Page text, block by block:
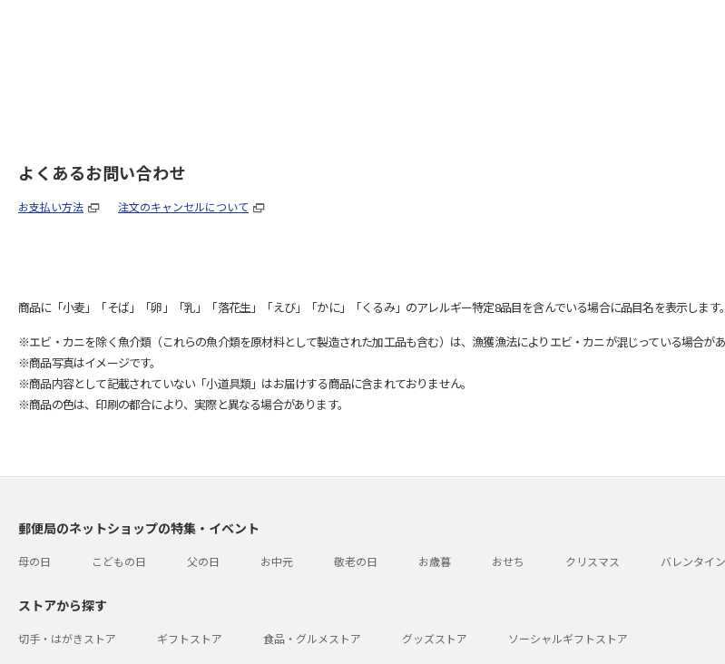
よくあるお問い合わせ
お支払い方法 注文のキャンセルについて
商品に「小麦」「そば」「卵」「乳」「落花生」「えび」「かに」「くるみ」のアレルギー特定8品目を含んでいる場合に品目名を表示します。
※エビ・カニを除く魚介類（これらの魚介類を原材料として製造された加工品も含む）は、漁獲漁法によりエビ・カニが混じっている場合が
※商品写真はイメージです。
※商品内容として記載されていない「小道具類」はお届けする商品に含まれておりません。
※商品の色は、印刷の都合により、実際と異なる場合があります。
郵便局のネットショップの特集・イベント
母の日 こどもの日 父の日 お中元 敬老の日 お歳暮 おせち クリスマス バレンタイン
ストアから探す
切手・はがきストア ギフトストア 食品・グルメストア グッズストア ソーシャルギフトストア